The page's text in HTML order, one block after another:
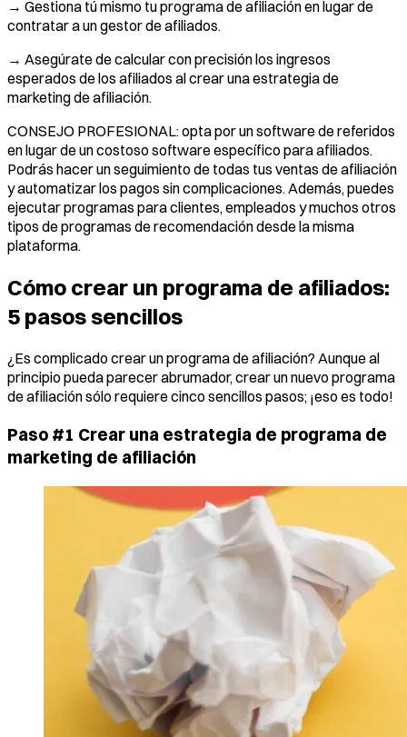
→ Gestiona tú mismo tu programa de afiliación en lugar de
contratar a un gestor de afiliados.
→ Asegúrate de calcular con precisión los ingresos
esperados de los afiliados al crear una estrategia de
marketing de afiliación.
CONSEJO PROFESIONAL: opta por un software de referidos
en lugar de un costoso software específico para afiliados.
Podrás hacer un seguimiento de todas tus ventas de afiliación
y automatizar los pagos sin complicaciones. Además, puedes
ejecutar programas para clientes, empleados y muchos otros
tipos de programas de recomendación desde la misma
plataforma.
Cómo crear un programa de afiliados:
5 pasos sencillos
¿Es complicado crear un programa de afiliación? Aunque al
principio pueda parecer abrumador, crear un nuevo programa
de afiliación sólo requiere cinco sencillos pasos; ¡eso es todo!
Paso #1 Crear una estrategia de programa de
marketing de afiliación